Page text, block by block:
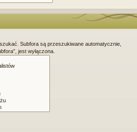
Subfora są przeszukiwane automatycznie,
jest wyłączona.